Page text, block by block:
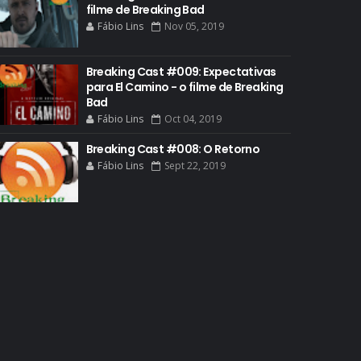
BREAKING BAD HISTORY
BREAKING BAD DA VIDA REAL
BREAKING BAD: CRIMINAL ELEMENTS
BREAKING CAST
BREAKING SHOPPING
BRYAN CRANSTON
BRYAN CRANSTON CINEMA
BRYAN CRANSTON ESCRITOR
filme de Breaking Bad
Fábio Lins Nov 05, 2019
Breaking Cast #009: Expectativas
para El Camino - o filme de Breaking
Bad
Fábio Lins Oct 04, 2019
Breaking Cast #008: O Retorno
Fábio Lins Sept 22, 2019